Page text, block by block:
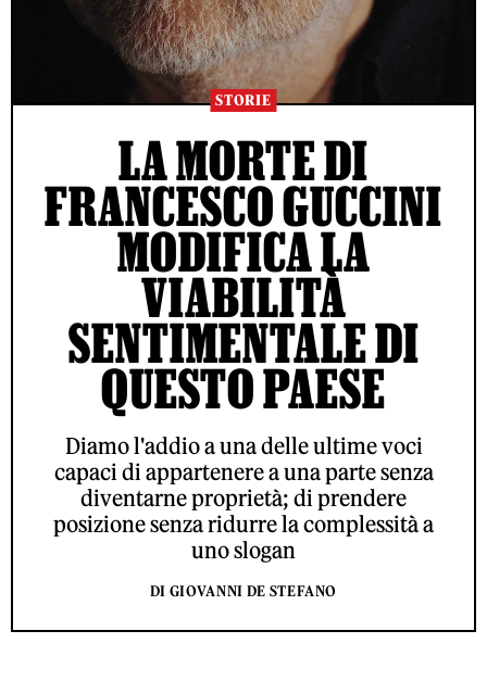
STORIE
LA MORTE DI
FRANCESCO GUCCINI
MODIFICA LA
VIABILITÀ
SENTIMENTALE DI
QUESTO PAESE
Diamo l'addio a una delle ultime voci
capaci di appartenere a una parte senza
diventarne proprietà; di prendere
posizione senza ridurre la complessità a
uno slogan
DI GIOVANNI DE STEFANO